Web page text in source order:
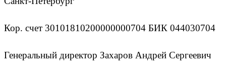
Кор. счет 30101810200000000704 БИК 044030704
Генеральный директор Захаров Андрей Сергеевич